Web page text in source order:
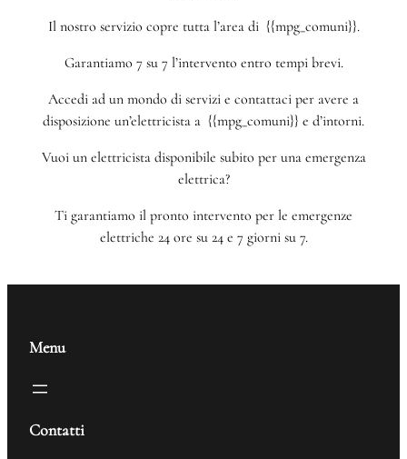
Il nostro servizio copre tutta l’area di {{mpg_comuni}}.
Garantiamo 7 su 7 l’intervento entro tempi brevi.
Accedi ad un mondo di servizi e contattaci per avere a
disposizione un’elettricista a {{mpg_comuni}} e d’intorni.
Vuoi un elettricista disponibile subito per una emergenza
elettrica?
Ti garantiamo il pronto intervento per le emergenze
elettriche 24 ore su 24 e 7 giorni su 7.
Menu
Contatti